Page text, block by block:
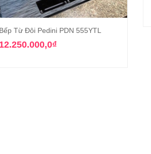
Thêm vào giỏ hàng
Bếp Từ Đôi Pedini PDN 555YTL
12.250.000,0₫